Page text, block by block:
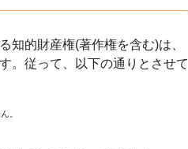
知的財産権(著作権を含む)は、
。従って、以下の通りとさせて
。